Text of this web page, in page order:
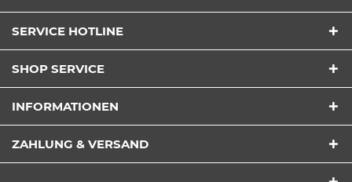
SERVICE HOTLINE
SHOP SERVICE
INFORMATIONEN
ZAHLUNG & VERSAND